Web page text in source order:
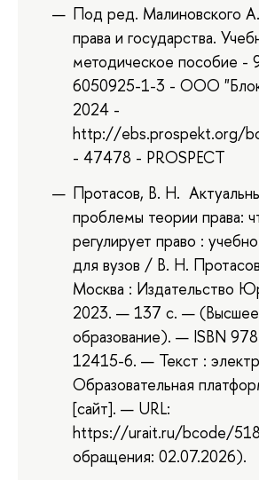
Под ред. Малиновского
права и государства.
методическое пособие -
6050925-1-3 - ООО
2024 -
http://ebs.prospekt.org/
- 47478 - PROSPECT
Протасов, В. Н.
проблемы теории права:
регулирует право :
для вузов / В. Н.
Москва : Издательство
2023. — 137 с. — (Высшее
образование). — ISBN
12415-6. — Текст :
Образовательная
[сайт]. — URL:
https://urait.ru/bcode/
обращения: 02.07.2026).